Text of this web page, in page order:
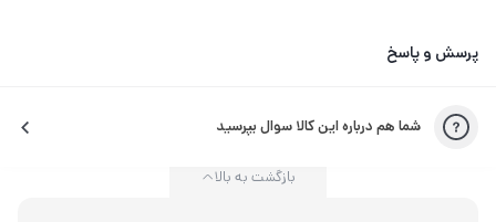
پرسش و پاسخ
شما هم درباره این کالا سوال بپرسید
بازگشت به بالا